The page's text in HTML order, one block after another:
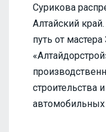
Сурикова
Алтайский
путь от
строительства
автомобильных